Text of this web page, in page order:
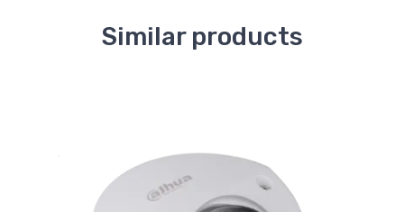
Similar products